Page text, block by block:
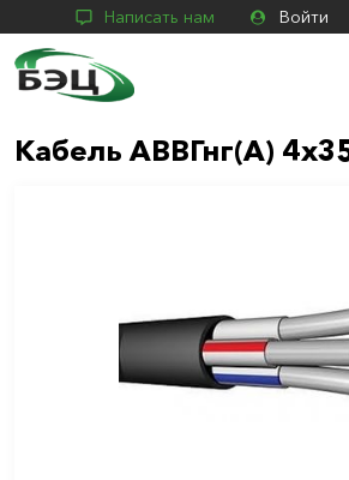
Написать нам Войти
Кабель АВВГнг(А)